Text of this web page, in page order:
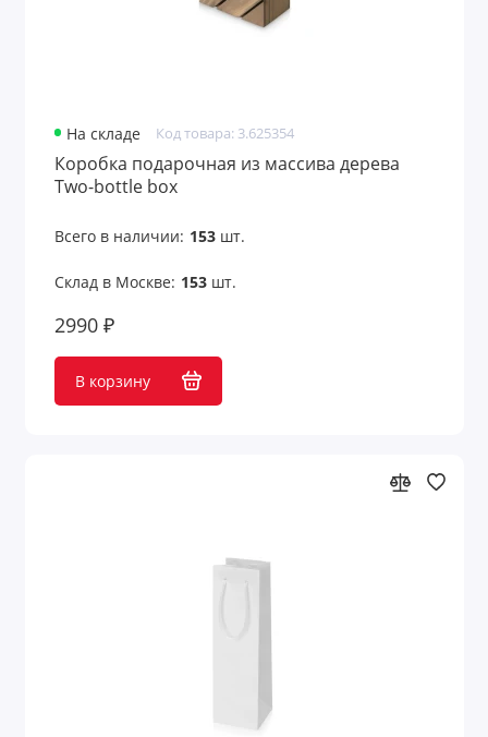
Упаковка для флешек
На складе Код товара: 3.625354
Коробка подарочная из массива дерева
Two-bottle box
Всего в наличии: 153шт.
Склад в Москве: 153шт.
2990 ₽
В корзину